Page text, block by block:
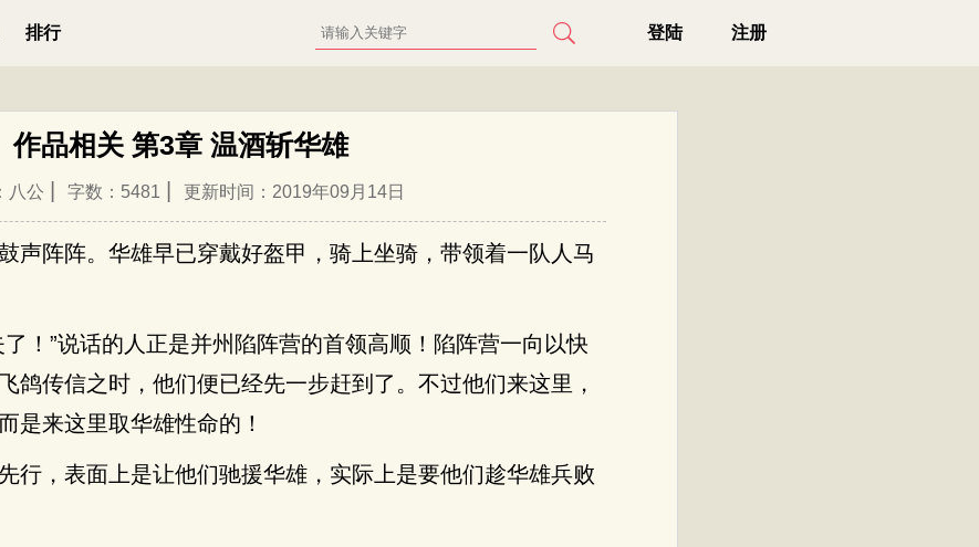
排行 登陆 注册
作品相关 第3章 温酒斩华雄
八公 字数：5481 更新时间：2019年09月14日
声阵阵。华雄早已穿戴好盔甲，骑上坐骑，带领着一队人马
！”说话的人正是并州陷阵营的首领高顺！陷阵营一向以快
鸽传信之时，他们便已经先一步赶到了。不过他们来这里，
是来这里取华雄性命的！
行，表面上是让他们驰援华雄，实际上是要他们趁华雄兵败